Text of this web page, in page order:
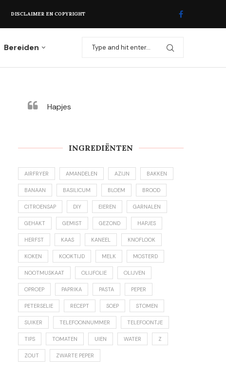
DISCLAIMER EN COPYRIGHT
Bereiden
Hapjes
INGREDIËNTEN
AIRFRYER AMANDELEN AZIJN BAKKEN
BANAAN BASILICUM BLOEM BROOD
CITROENSAP DIY EIEREN GARNALEN
GEHAKT GEMIST GEZOND HAPJES
HERFST KAAS KANEEL KNOFLOOK
KOKEN KOOKTIJD MELK MOSTERD
NOOTMUSKAAT OLIJFOLIE OLIJVEN
OPROEP PAPRIKA PASTA PEPER
PETERSELIE RECEPT SOEP STOMEN
SUIKER TELEFOONNUMMER TELEFOONTJE
TIPS TOMATEN UIEN WATER Z
ZOUT ZWARTE PEPER